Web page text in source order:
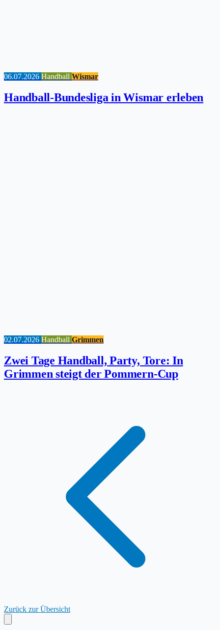
06.07.2026 Handball Wismar
Handball-Bundesliga in Wismar erleben
02.07.2026 Handball Grimmen
Zwei Tage Handball, Party, Tore: In
Grimmen steigt der Pommern-Cup
Zurück zur Übersicht